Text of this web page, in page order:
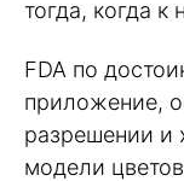
тогда, когда к
FDA по
приложение,
разрешении и
модели